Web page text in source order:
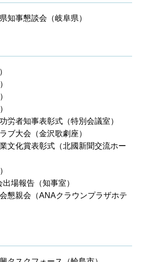
知事懇談会（岐阜県）
労者知事表彰式（特別会議室）
ブ大会（金沢歌劇座）
文化賞表彰式（北國新聞交流ホー
場報告（知事室）
懇親会（ANAクラウンプラザホテ